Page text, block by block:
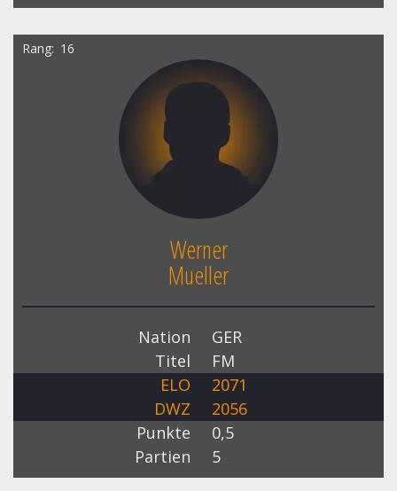
Rang 16
Werner
Mueller
Nation
GER
Titel
FM
ELO
2071
DWZ
2056
Punkte
0,5
Partien
5